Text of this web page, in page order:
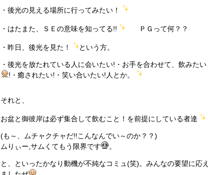
・後光の見える場所に行ってみたい！
・はたまた、ＳＥの意味を知ってる!! ＰＧって何？？
・昨日、後光を見た！ という方。
・後光を放たれている人に会いたい!・お手を合わせて、飲みたい
!・癒されたい!・笑い合いたい!人とか。
それと、
お盆と御彼岸は必ず集合して飲むこと！を前提にしている者達
(も～、ムチャクチャだ!!こんなんでい～のか？？)
ムりぃー,サムくてもう限界です
。
と、といったかなり動機が不純なコミュ(笑)。みんなの要望に応え